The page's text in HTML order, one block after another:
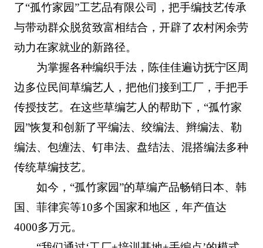
了“孤竹家园”工艺品有限公司，把手编技艺传承
与带动群众脱贫致富相结合，开辟了农村闲余劳
动力在家就业的新路径。
为掌握各种编织手法，陈佳佳遍访抚宁区周
边多位民间草编艺人，把他们接到工厂，手把手
传授技艺。在这些草编艺人的帮助下，“孤竹家
园”恢复和创新了平编法、绞编法、辫编法、勒
编法、包缠法、钉串法、盘结法、混搭编法多种
传统草编技艺。
如今，“孤竹家园”的草编产品畅销日本、韩
国、菲律宾等10多个国家和地区，年产值达
4000多万元。